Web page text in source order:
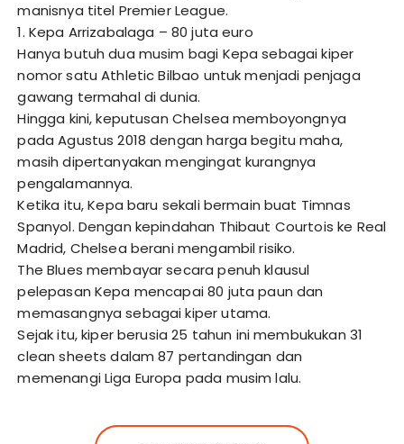
manisnya titel Premier League.
1. Kepa Arrizabalaga – 80 juta euro
Hanya butuh dua musim bagi Kepa sebagai kiper
nomor satu Athletic Bilbao untuk menjadi penjaga
gawang termahal di dunia.
Hingga kini, keputusan Chelsea memboyongnya
pada Agustus 2018 dengan harga begitu maha,
masih dipertanyakan mengingat kurangnya
pengalamannya.
Ketika itu, Kepa baru sekali bermain buat Timnas
Spanyol. Dengan kepindahan Thibaut Courtois ke Real
Madrid, Chelsea berani mengambil risiko.
The Blues membayar secara penuh klausul
pelepasan Kepa mencapai 80 juta paun dan
memasangnya sebagai kiper utama.
Sejak itu, kiper berusia 25 tahun ini membukukan 31
clean sheets dalam 87 pertandingan dan
memenangi Liga Europa pada musim lalu.